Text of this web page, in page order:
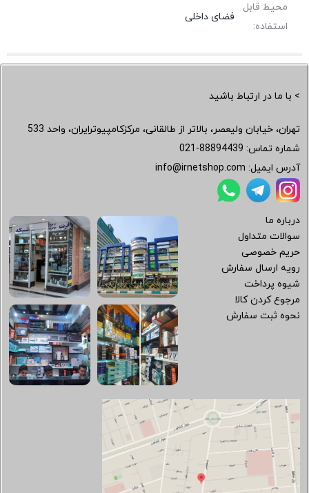
محیط قابل
استفاده:
فضای داخلی
> با ما در ارتباط باشید
تهران، خیابان ولیعصر، بالاتر از طالقانی، مرکزکامپیوترایران، واحد 533
شماره تماس: 021-88894439
آدرس ایمیل: info@irnetshop.com
درباره ما
سوالات متداول
حریم خصوصی
رویه ارسال سفارش
شیوه پرداخت
مرجوع کردن کالا
نحوه ثبت سفارش